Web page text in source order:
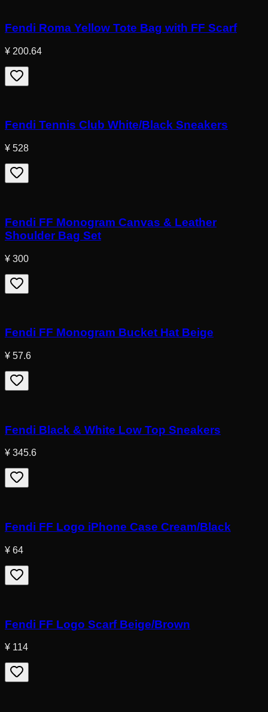
Fendi Roma Yellow Tote Bag with FF Scarf
¥ 200.64
Fendi Tennis Club White/Black Sneakers
¥ 528
Fendi FF Monogram Canvas & Leather
Shoulder Bag Set
¥ 300
Fendi FF Monogram Bucket Hat Beige
¥ 57.6
Fendi Black & White Low Top Sneakers
¥ 345.6
Fendi FF Logo iPhone Case Cream/Black
¥ 64
Fendi FF Logo Scarf Beige/Brown
¥ 114